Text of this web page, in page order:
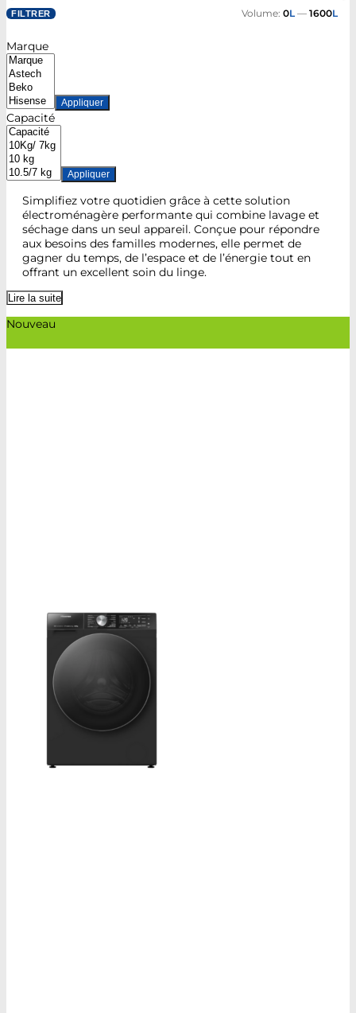
FILTRER Volume: 0L — 1600L
Marque
Appliquer
Capacité
Appliquer
Simplifiez votre quotidien grâce à cette solution
électroménagère performante qui combine lavage et
séchage dans un seul appareil. Conçue pour répondre
aux besoins des familles modernes, elle permet de
gagner du temps, de l’espace et de l’énergie tout en
offrant un excellent soin du linge.
Lire la suite
Nouveau